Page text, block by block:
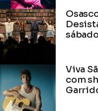
Viva
com